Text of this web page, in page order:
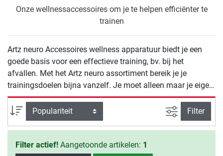
Onze wellnessaccessoires om je te helpen efficiënter te
trainen
Artz neuro Accessoires wellness apparatuur biedt je een
goede basis voor een effectieve training, bv. bij het
afvallen. Met het Artz neuro assortiment bereik je je
trainingsdoelen bijna vanzelf. Je moet alleen maar je eigen
wil overtuigen om met de training te beginnen.
Sortering
Zoeken
Filter
Filter actief! Aangetoonde artikelen: 1